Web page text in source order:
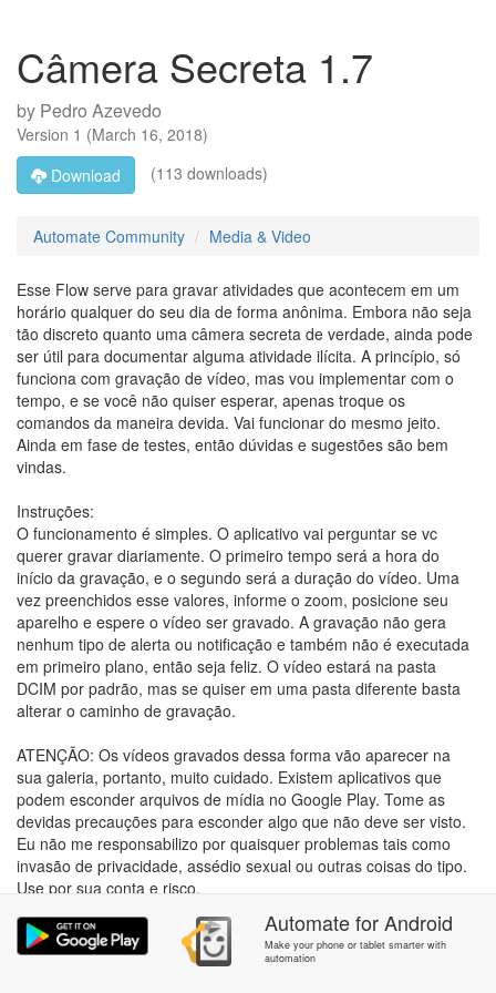
Câmera Secreta 1.7
by Pedro Azevedo
Version 1 (March 16, 2018)
Download
(113 downloads)
Automate Community Media & Video
Esse Flow serve para gravar atividades que acontecem em um
horário qualquer do seu dia de forma anônima. Embora não seja
tão discreto quanto uma câmera secreta de verdade, ainda pode
ser útil para documentar alguma atividade ilícita. A princípio, só
funciona com gravação de vídeo, mas vou implementar com o
tempo, e se você não quiser esperar, apenas troque os
comandos da maneira devida. Vai funcionar do mesmo jeito.
Ainda em fase de testes, então dúvidas e sugestões são bem
vindas.
Instruções:
O funcionamento é simples. O aplicativo vai perguntar se vc
querer gravar diariamente. O primeiro tempo será a hora do
início da gravação, e o segundo será a duração do vídeo. Uma
vez preenchidos esse valores, informe o zoom, posicione seu
aparelho e espere o vídeo ser gravado. A gravação não gera
nenhum tipo de alerta ou notificação e também não é executada
em primeiro plano, então seja feliz. O vídeo estará na pasta
DCIM por padrão, mas se quiser em uma pasta diferente basta
alterar o caminho de gravação.
ATENÇÃO: Os vídeos gravados dessa forma vão aparecer na
sua galeria, portanto, muito cuidado. Existem aplicativos que
podem esconder arquivos de mídia no Google Play. Tome as
devidas precauções para esconder algo que não deve ser visto.
Eu não me responsabilizo por quaisquer problemas tais como
invasão de privacidade, assédio sexual ou outras coisas do tipo.
Use por sua conta e risco.
AutomateforAndroid
Make your phone or tablet smarter with
automation